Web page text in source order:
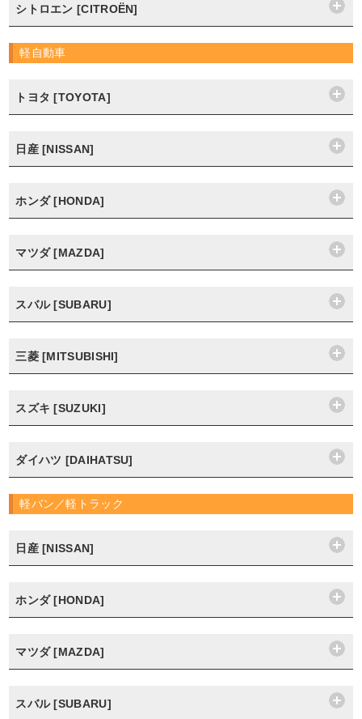
シトロエン [CITROËN]
軽自動車
トヨタ [TOYOTA]
日産 [NISSAN]
ホンダ [HONDA]
マツダ [MAZDA]
スバル [SUBARU]
三菱 [MITSUBISHI]
スズキ [SUZUKI]
ダイハツ [DAIHATSU]
軽バン／軽トラック
日産 [NISSAN]
ホンダ [HONDA]
マツダ [MAZDA]
スバル [SUBARU]